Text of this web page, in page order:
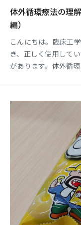
体外循環療法の理
編）
こんにちは。臨床工
き、正しく使用して
があります。体外循
ら…酸素を添加でき
者様にどのような影
の原因と考えられる